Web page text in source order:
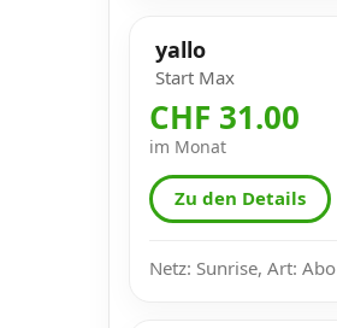
yallo
Start Max
CHF 31.00
im Monat
Zu den Details
Netz: Sunrise, Art: Abo